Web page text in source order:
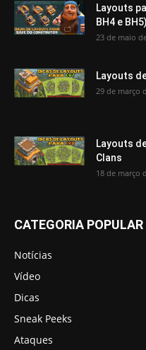
Layouts
BH4 e BH5)
23 de maio
Layouts
29 de março
Layouts
Clans
18 de março
CATEGORIA POPULAR
Notícias
Vídeo
Dicas
Sneak Peeks
Ataques